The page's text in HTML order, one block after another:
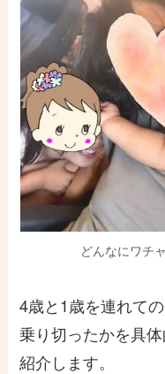
どんなにワチ
4歳と1歳を連れて
乗り切ったかを具
紹介します。